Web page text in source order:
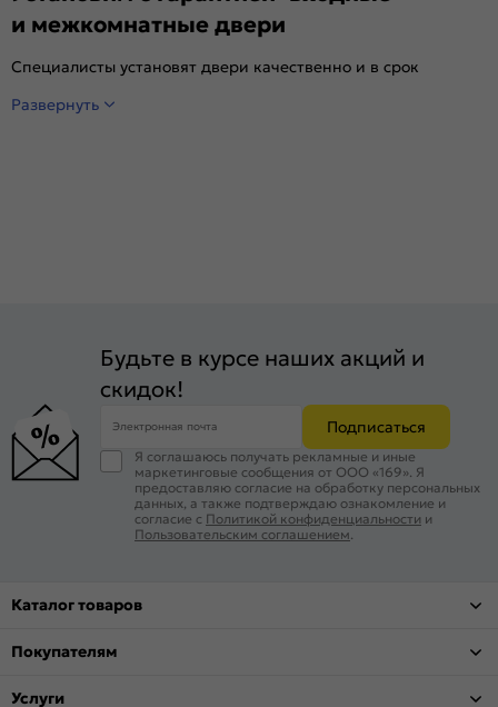
и межкомнатные двери
Специалисты установят двери качественно и в срок
Развернуть
Будьте в курсе наших акций и
скидок!
Электронная почта Подписаться
Я соглашаюсь получать рекламные и иные
маркетинговые сообщения от ООО «169». Я
предоставляю согласие на обработку персональных
данных, а также подтверждаю ознакомление и
согласие с Политикой конфиденциальности и
Пользовательским соглашением.
Каталог товаров
Покупателям
Услуги